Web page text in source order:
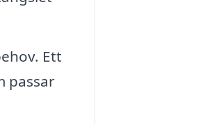
Ett
passar